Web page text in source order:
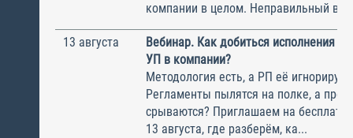
компании в целом. Неправильный
13 августа
Вебинар. Как добиться исполнения
УП в компании?
Методология есть, а РП её
Регламенты пылятся на полке, а
срываются? Приглашаем на
13 августа, где разберём, ка...